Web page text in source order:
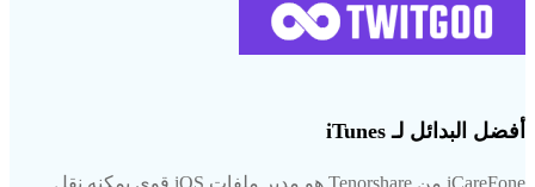
أفضل البدائل لـ iTunes
iCareFone من Tenorshare هو مدير ملفات iOS قوي يمكنه نقل